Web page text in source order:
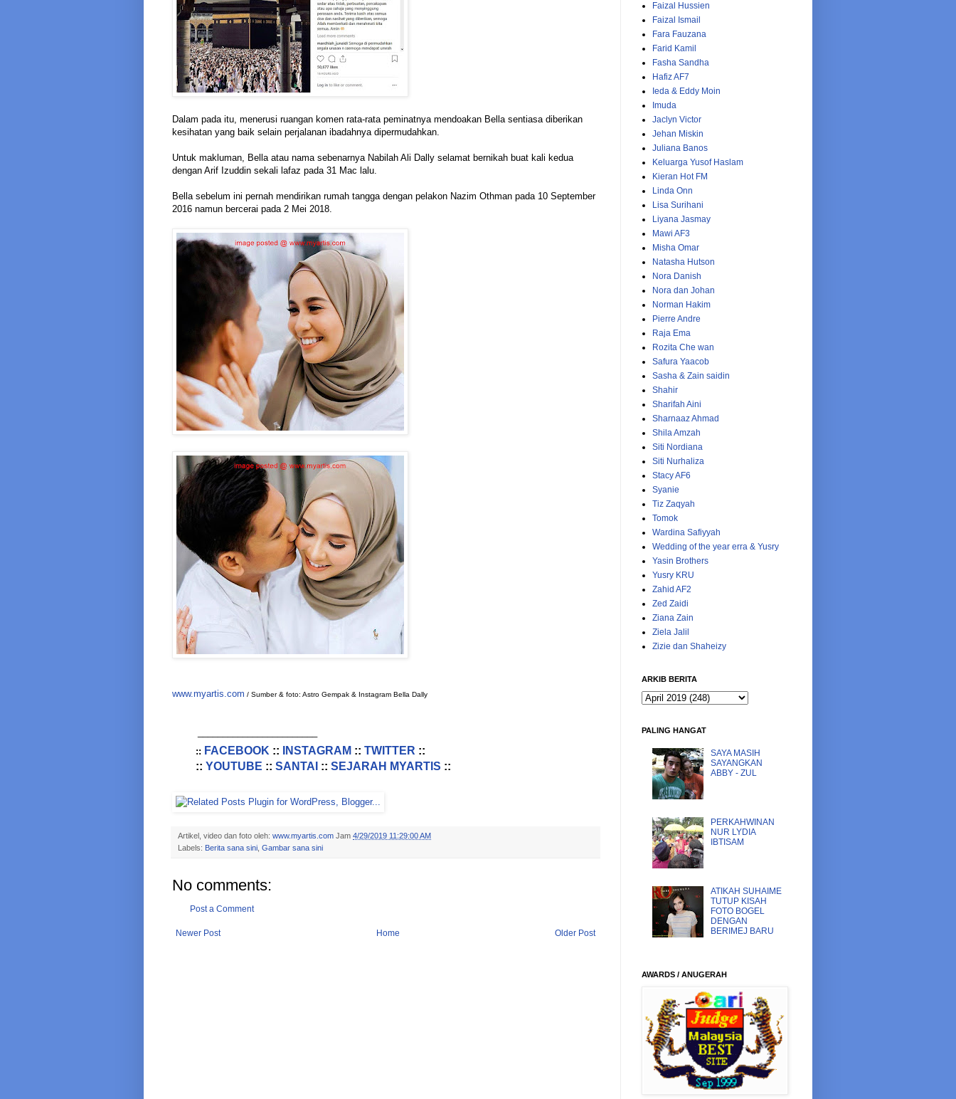
Dalam pada itu, menerusi ruangan komen rata-rata peminatnya mendoakan Bella sentiasa diberikan
kesihatan yang baik selain perjalanan ibadahnya dipermudahkan.
Untuk makluman, Bella atau nama sebenarnya Nabilah Ali Dally selamat bernikah buat kali kedua
dengan Arif Izuddin sekali lafaz pada 31 Mac lalu.
Bella sebelum ini pernah mendirikan rumah tangga dengan pelakon Nazim Othman pada 10 September
2016 namun bercerai pada 2 Mei 2018.
www.myartis.com / Sumber & foto: Astro Gempak & Instagram Bella Dally
:: FACEBOOK :: INSTAGRAM :: TWITTER ::
:: YOUTUBE :: SANTAI :: SEJARAH MYARTIS ::
Artikel, video dan foto oleh: www.myartis.com Jam 4/29/2019 11:29:00 AM
Labels: Berita sana sini Gambar sana sini
No comments:
Post a Comment
Newer Post Older Post
Home
Faizal Hussien
Faizal Ismail
Fara Fauzana
Farid Kamil
Fasha Sandha
Hafiz AF7
Ieda & Eddy Moin
Imuda
Jaclyn Victor
Jehan Miskin
Juliana Banos
Keluarga Yusof Haslam
Kieran Hot FM
Linda Onn
Lisa Surihani
Liyana Jasmay
Mawi AF3
Misha Omar
Natasha Hutson
Nora Danish
Nora dan Johan
Norman Hakim
Pierre Andre
Raja Ema
Rozita Che wan
Safura Yaacob
Sasha & Zain saidin
Shahir
Sharifah Aini
Sharnaaz Ahmad
Shila Amzah
Siti Nordiana
Siti Nurhaliza
Stacy AF6
Syanie
Tiz Zaqyah
Tomok
Wardina Safiyyah
Wedding of the year erra & Yusry
Yasin Brothers
Yusry KRU
Zahid AF2
Zed Zaidi
Ziana Zain
Ziela Jalil
Zizie dan Shaheizy
ARKIB BERITA
PALING HANGAT
SAYA MASIH
SAYANGKAN
ABBY - ZUL
PERKAHWINAN
NUR LYDIA
IBTISAM
ATIKAH SUHAIME
TUTUP KISAH
FOTO BOGEL
DENGAN
BERIMEJ BARU
AWARDS / ANUGERAH